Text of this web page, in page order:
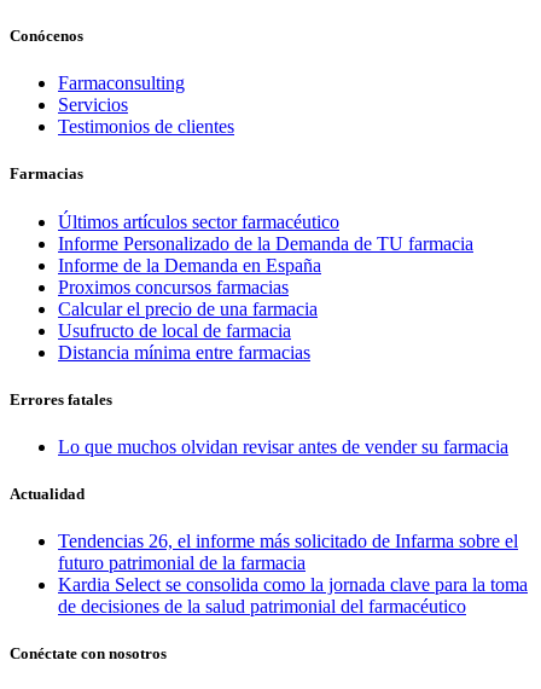
Conócenos
Farmaconsulting
Servicios
Testimonios de clientes
Farmacias
Últimos artículos sector farmacéutico
Informe Personalizado de la Demanda de TU farmacia
Informe de la Demanda en España
Proximos concursos farmacias
Calcular el precio de una farmacia
Usufructo de local de farmacia
Distancia mínima entre farmacias
Errores fatales
Lo que muchos olvidan revisar antes de vender su farmacia
Actualidad
Tendencias 26, el informe más solicitado de Infarma sobre el
futuro patrimonial de la farmacia
Kardia Select se consolida como la jornada clave para la toma
de decisiones de la salud patrimonial del farmacéutico
Conéctate con nosotros